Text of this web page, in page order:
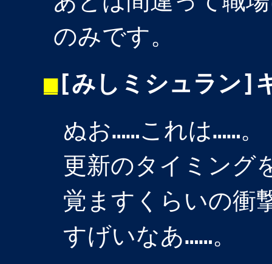
のみです。
■[みしミシュラン]
ぬお……これは……。
更新のタイミング
覚ますくらいの衝
すげいなあ……。